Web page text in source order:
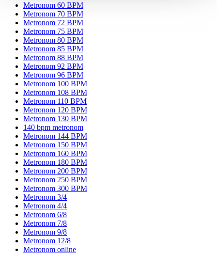
Metronom 60 BPM
Metronom 70 BPM
Metronom 72 BPM
Metronom 75 BPM
Metronom 80 BPM
Metronom 85 BPM
Metronom 88 BPM
Metronom 92 BPM
Metronom 96 BPM
Metronom 100 BPM
Metronom 108 BPM
Metronom 110 BPM
Metronom 120 BPM
Metronom 130 BPM
140 bpm metronom
Metronom 144 BPM
Metronom 150 BPM
Metronom 160 BPM
Metronom 180 BPM
Metronom 200 BPM
Metronom 250 BPM
Metronom 300 BPM
Metronom 3/4
Metronom 4/4
Metronom 6/8
Metronom 7/8
Metronom 9/8
Metronom 12/8
Metronom online